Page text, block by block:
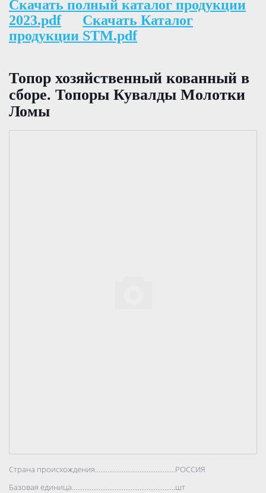
Скачать полный каталог продукции
2023.pdf
Скачать Каталог
продукции STM.pdf
Топор хозяйственный кованный в
сборе. Топоры Кувалды Молотки
Ломы
Страна происхождения..................................................................................
РОССИЯ
Базовая единица..................................................................................
шт